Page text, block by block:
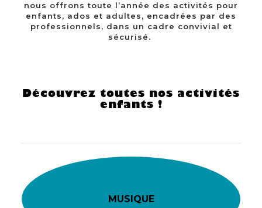
nous offrons toute l’année des activités pour
enfants, ados et adultes, encadrées par des
professionnels, dans un cadre convivial et
sécurisé.
Découvrez toutes nos activités
enfants !
MUSIQUE